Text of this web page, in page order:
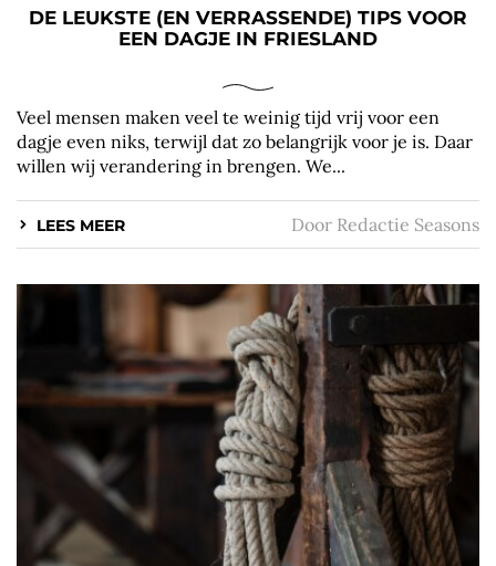
DE LEUKSTE (EN VERRASSENDE) TIPS VOOR
EEN DAGJE IN FRIESLAND
Veel mensen maken veel te weinig tijd vrij voor een
dagje even niks, terwijl dat zo belangrijk voor je is. Daar
willen wij verandering in brengen. We...
LEES MEER Door Redactie Seasons